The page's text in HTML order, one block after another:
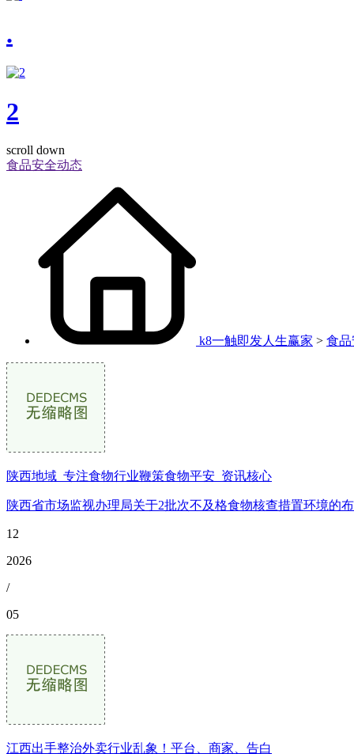
.
2
scroll down
食品安全动态
k8一触即发人生赢家 > 食
陕西地域_专注食物行业鞭策食物平安_资讯核心
陕西省市场监视办理局关于2批次不及格食物核查措置环境的
12
2026
/
05
江西出手整治外卖行业乱象！平台、商家、告白